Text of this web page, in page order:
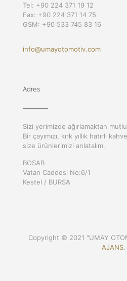
Tel: +90 224 371 19 12
Fax: +90 224 371 14 75
GSM: +90 533 745 83 16
info@umayotomotiv.com
Adres
Sizi yerimizde ağırlamaktan
Bir çayımızı, kırk yıllık hatırlı
size ürünlerimizi anlatalım.
BOSAB
Vatan Caddesi No:6/1
Kestel / BURSA
Copyright © 2021 "UMAY
AJANS.